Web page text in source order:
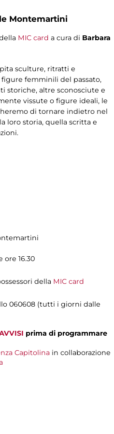
Montemartini
MIC card a cura di Barbara
sculture, ritratti e
femminili del passato,
storiche, altre sconosciute e
vissute o figure ideali, le
di tornare indietro nel
loro storia, quella scritta e
ore 16.30
della MIC card
060608 (tutti i giorni dalle
prima di programmare
Capitolina in collaborazione